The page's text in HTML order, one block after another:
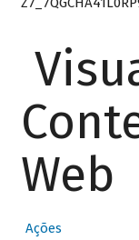
Web
Ações